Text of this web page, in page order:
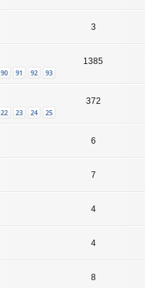
3
90 91 92 93
1385
22 23 24 25
372
6
7
4
4
8